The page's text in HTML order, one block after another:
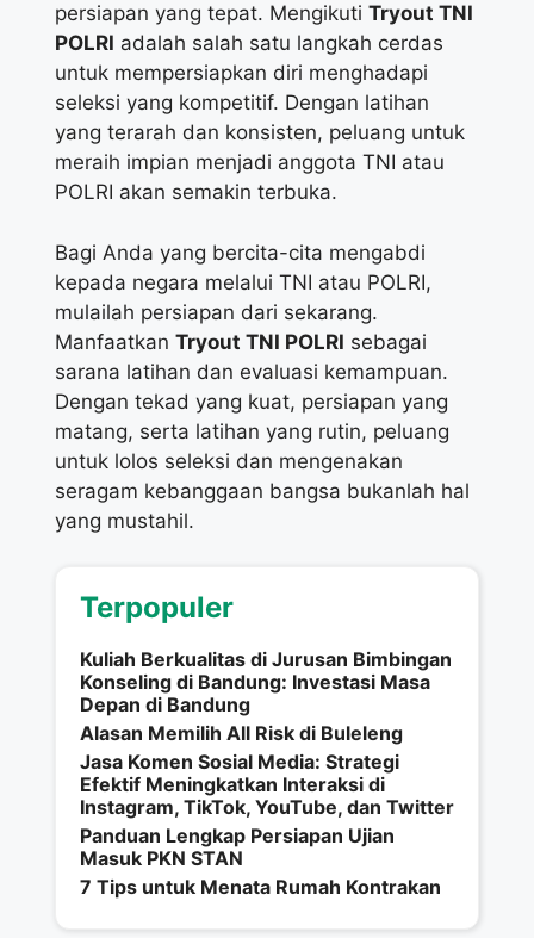
persiapan yang tepat. Mengikuti Tryout TNI
POLRI adalah salah satu langkah cerdas
untuk mempersiapkan diri menghadapi
seleksi yang kompetitif. Dengan latihan
yang terarah dan konsisten, peluang untuk
meraih impian menjadi anggota TNI atau
POLRI akan semakin terbuka.
Bagi Anda yang bercita-cita mengabdi
kepada negara melalui TNI atau POLRI,
mulailah persiapan dari sekarang.
Manfaatkan Tryout TNI POLRI sebagai
sarana latihan dan evaluasi kemampuan.
Dengan tekad yang kuat, persiapan yang
matang, serta latihan yang rutin, peluang
untuk lolos seleksi dan mengenakan
seragam kebanggaan bangsa bukanlah hal
yang mustahil.
Terpopuler
Kuliah Berkualitas di Jurusan Bimbingan
Konseling di Bandung: Investasi Masa
Depan di Bandung
Alasan Memilih All Risk di Buleleng
Jasa Komen Sosial Media: Strategi
Efektif Meningkatkan Interaksi di
Instagram, TikTok, YouTube, dan Twitter
Panduan Lengkap Persiapan Ujian
Masuk PKN STAN
7 Tips untuk Menata Rumah Kontrakan